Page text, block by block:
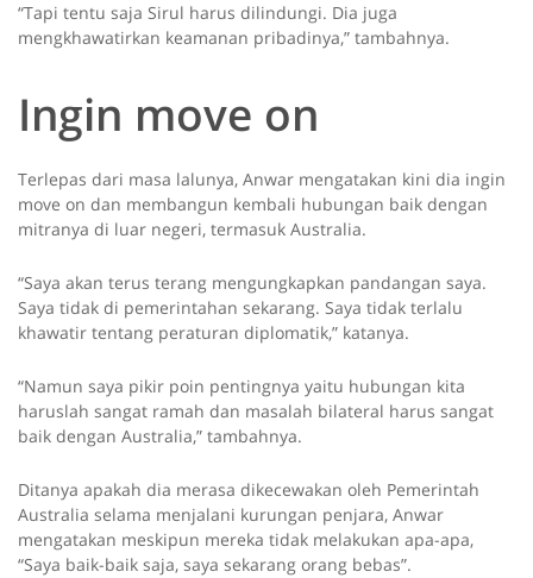
“Tapi tentu saja Sirul harus dilindungi. Dia juga
mengkhawatirkan keamanan pribadinya,” tambahnya.
Ingin move on
Terlepas dari masa lalunya, Anwar mengatakan kini dia ingin
move on dan membangun kembali hubungan baik dengan
mitranya di luar negeri, termasuk Australia.
“Saya akan terus terang mengungkapkan pandangan saya.
Saya tidak di pemerintahan sekarang. Saya tidak terlalu
khawatir tentang peraturan diplomatik,” katanya.
“Namun saya pikir poin pentingnya yaitu hubungan kita
haruslah sangat ramah dan masalah bilateral harus sangat
baik dengan Australia,” tambahnya.
Ditanya apakah dia merasa dikecewakan oleh Pemerintah
Australia selama menjalani kurungan penjara, Anwar
mengatakan meskipun mereka tidak melakukan apa-apa,
“Saya baik-baik saja, saya sekarang orang bebas”.